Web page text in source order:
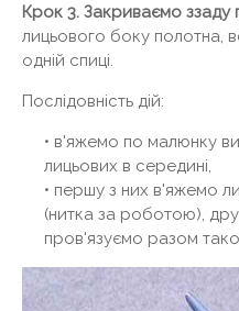
Крок 3. Закриваємо ззаду
лицьового боку полотна,
одній спиці.
Послідовність дій:
• в'яжемо по малюнку
лицьових в середині,
• першу з них в'яжемо
(нитка за роботою),
пров'язуємо разом